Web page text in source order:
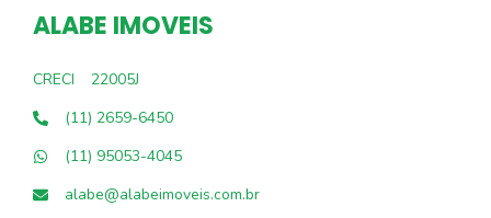
ALABE IMOVEIS
CRECI
22005J
(11) 2659-6450
(11) 95053-4045
alabe@alabeimoveis.com.br